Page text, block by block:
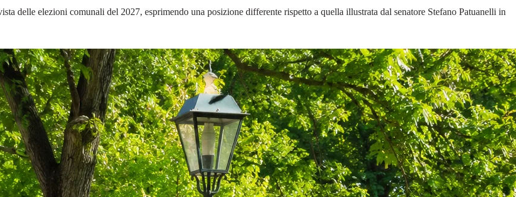
delle elezioni comunali del 2027, esprimendo una posizione differente rispetto a quella illustrata dal senatore Stefano Patuanelli in